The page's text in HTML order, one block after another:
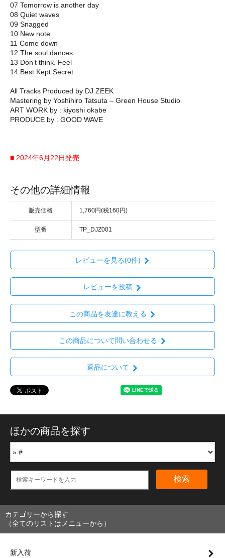
07 Tomorrow is another day
08 Quiet waves
09 Snagged
10 New note
11 Come down
12 The soul dances
13 Don’t think. Feel
14 Best Kept Secret
All Tracks Produced by DJ ZEEK
Mastering by Yoshihiro Tatsuta – Green House Studio
ART WORK by : kiyoshi okabe
PRODUCE by : GOOD WAVE
■ 2024年6月22日発売
その他の詳細情報
販売価格 1,760円(税160円)
型番 TP_DJZ001
レビューを見る(0件)
レビューを投稿
この商品を友達に教える
この商品について問い合わせる
返品について
ほかの商品を探す
検索
カテゴリーから探す
（全てのリストはメニューから）
新入荷